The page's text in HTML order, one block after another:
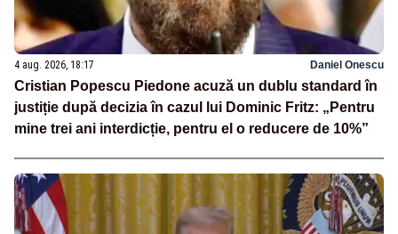
4 aug. 2026, 18:17 Daniel Onescu
Cristian Popescu Piedone acuză un dublu standard în
justiție după decizia în cazul lui Dominic Fritz: „Pentru
mine trei ani interdicție, pentru el o reducere de 10%”